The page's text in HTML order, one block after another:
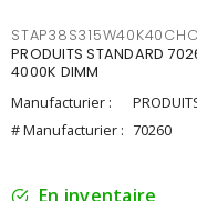
PRODUITS STANDARD
4000K DIMM
Manufacturier :
# Manufacturier : 70260
En inventaire